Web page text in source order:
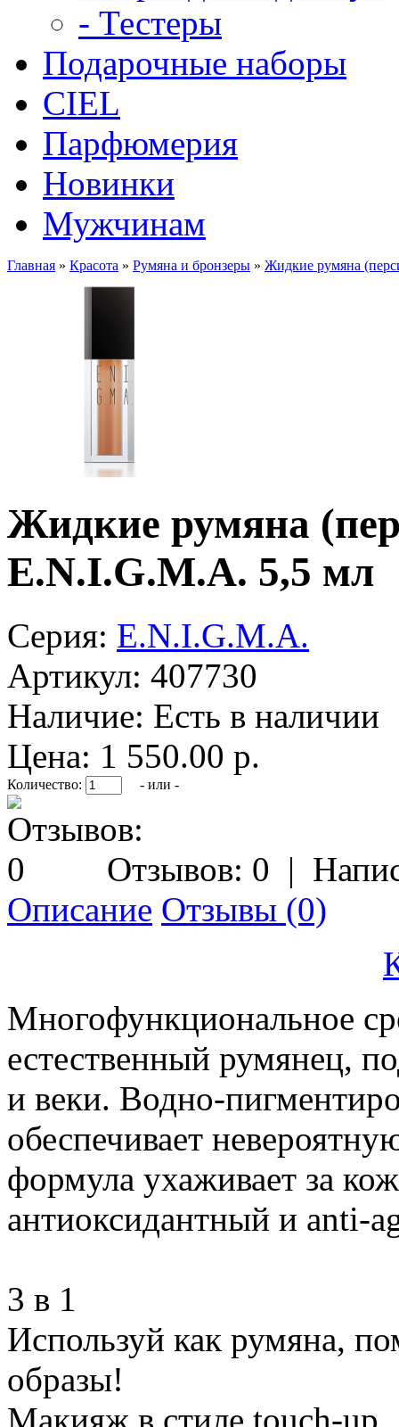
- Тестеры
Подарочные наборы
CIEL
Парфюмерия
Новинки
Мужчинам
Главная » Красота » Румяна и бронзеры » Жидкие румяна
Жидкие румяна
E.N.I.G.M.A. 5,5 мл
Серия: E.N.I.G.M.A.
Артикул: 407730
Наличие: Есть в наличии
Цена: 1 550.00 р.
Количество: - или -
Отзывов: 0 |
Описание Отзывы (0)
Многофункциональное
естественный румянец,
и веки. Водно-
обеспечивает
формула ухаживает за
антиоксидантный и anti-
3 в 1
Используй как румяна,
образы!
Макияж в стиле touch-up